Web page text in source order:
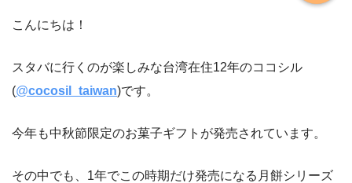
こんにちは！
スタバに行くのが楽しみな台湾在住12年のココシル
(@cocosil_taiwan)です。
今年も中秋節限定のお菓子ギフトが発売されています。
その中でも、1年でこの時期だけ発売になる月餅シリーズ